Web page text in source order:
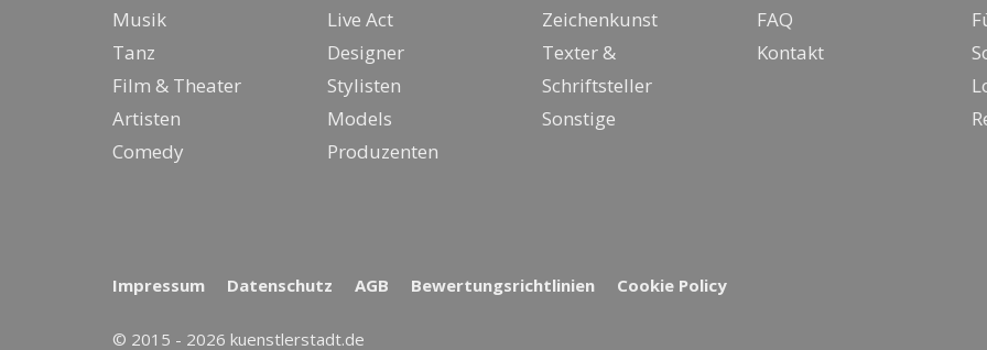
Musik
Tanz
Film & Theater
Artisten
Comedy
Live Act
Designer
Stylisten
Models
Produzenten
Zeichenkunst
Texter &
Schriftsteller
Sonstige
FAQ
Kontakt
Impressum Datenschutz AGB Bewertungsrichtlinien Cookie Policy
© 2015 - 2026 kuenstlerstadt.de